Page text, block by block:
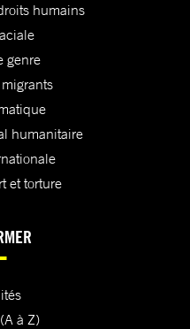
humains
genre
humanitaire
et torture
à Z)